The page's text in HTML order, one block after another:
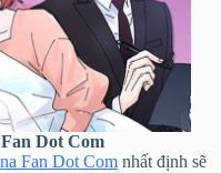
Dot Com
Fan Dot Com nhất định sẽ